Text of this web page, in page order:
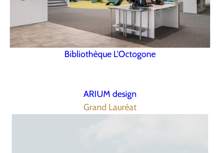
Bibliothèque L'Octogone
ARIUM design
Grand Lauréat